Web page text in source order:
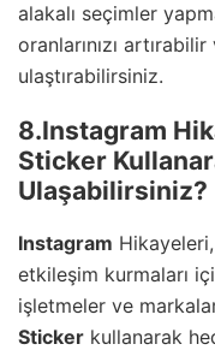
alakalı seçimler
oranlarınızı
ulaştırabilirsiniz.
8.Instagram
Sticker
Ulaşabilirsiniz?
Instagram
etkileşim kurmaları
işletmeler ve
Sticker kullanarak